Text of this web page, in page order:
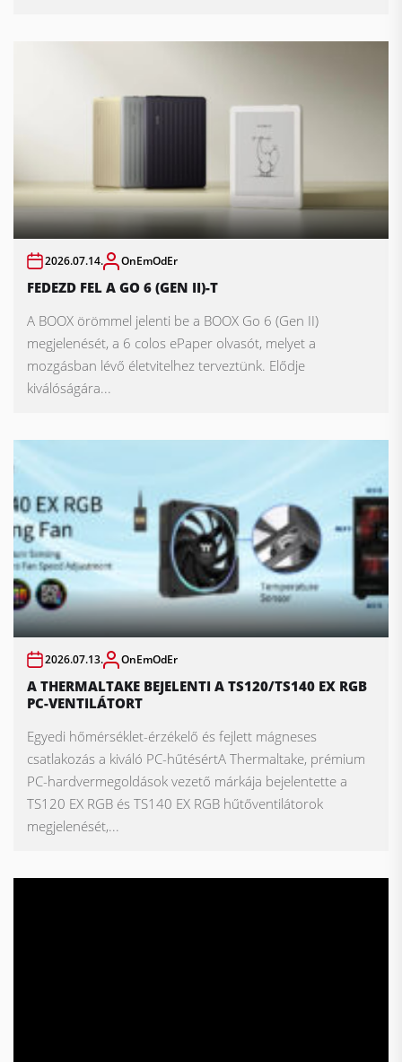
2026.07.14. OnEmOdEr
FEDEZD FEL A GO 6 (GEN II)-T
A BOOX örömmel jelenti be a BOOX Go 6 (Gen II)
megjelenését, a 6 colos ePaper olvasót, melyet a
mozgásban lévő életvitelhez terveztünk. Elődje
kiválóságára...
2026.07.13. OnEmOdEr
A THERMALTAKE BEJELENTI A TS120/TS140 EX RGB
PC-VENTILÁTORT
Egyedi hőmérséklet-érzékelő és fejlett mágneses
csatlakozás a kiváló PC-hűtésértA Thermaltake, prémium
PC-hardvermegoldások vezető márkája bejelentette a
TS120 EX RGB és TS140 EX RGB hűtőventilátorok
megjelenését,...